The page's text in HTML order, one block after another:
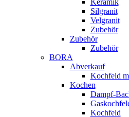
Keramik
Silgranit
Velgranit
Zubehör
Zubehör
Zubehör
BORA
Abverkauf
Kochfeld
Kochen
Dampf-
Kochfeld